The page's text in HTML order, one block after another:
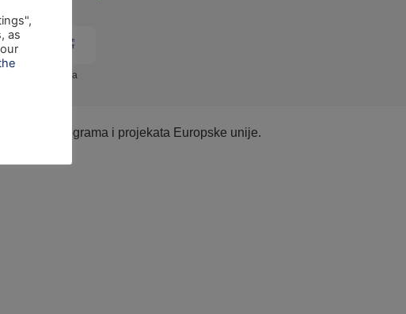
programa
programa i projekata Europske unije.
as